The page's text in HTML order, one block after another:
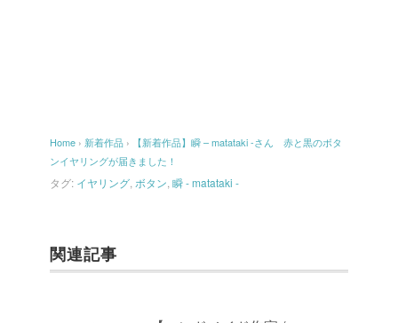
Home › 新着作品 ›
【新着作品】瞬 – matataki -さん 赤と黒のボタ
ンイヤリングが届きました！
タグ: イヤリング ボタン 瞬 - matataki -
関連記事